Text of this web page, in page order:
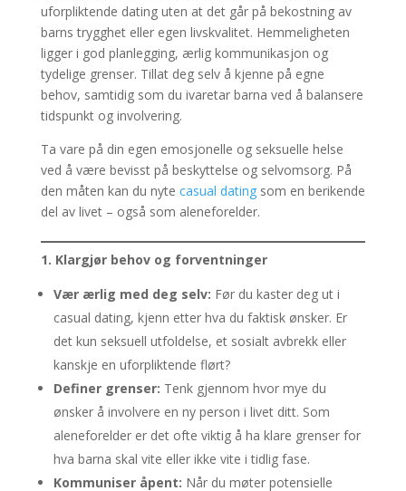
uforpliktende dating uten at det går på bekostning av
barns trygghet eller egen livskvalitet. Hemmeligheten
ligger i god planlegging, ærlig kommunikasjon og
tydelige grenser. Tillat deg selv å kjenne på egne
behov, samtidig som du ivaretar barna ved å balansere
tidspunkt og involvering.
Ta vare på din egen emosjonelle og seksuelle helse
ved å være bevisst på beskyttelse og selvomsorg. På
den måten kan du nyte casual datingsom en berikende
del av livet – også som aleneforelder.
1. Klargjør behov og forventninger
Vær ærlig med deg selv: Før du kaster deg ut i
casual dating, kjenn etter hva du faktisk ønsker. Er
det kun seksuell utfoldelse, et sosialt avbrekk eller
kanskje en uforpliktende flørt?
Definer grenser: Tenk gjennom hvor mye du
ønsker å involvere en ny person i livet ditt. Som
aleneforelder er det ofte viktig å ha klare grenser for
hva barna skal vite eller ikke vite i tidlig fase.
Kommuniser åpent: Når du møter potensielle